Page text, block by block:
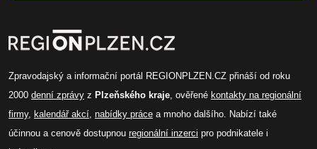
Zpravodajský a informační portál REGIONPLZEN.CZ přináší od roku
2000 denní zprávy z Plzeňského kraje, ověřené kontakty na regionální
firmy, kalendář akcí, nabídky práce a mnoho dalšího. Nabízí také
účinnou a cenově dostupnou regionální inzerci pro podnikatele i